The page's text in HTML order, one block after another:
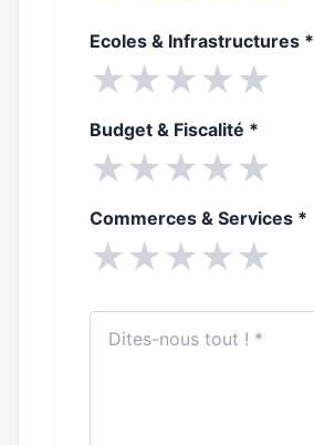
Ecoles & Infrastructures *
★★★★★
Budget & Fiscalité *
★★★★★
Commerces & Services *
★★★★★